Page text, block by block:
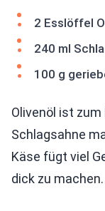
2 Esslöffel
240 ml
100 g
Olivenöl ist
Schlagsahne
Käse fügt viel
dick zu machen.